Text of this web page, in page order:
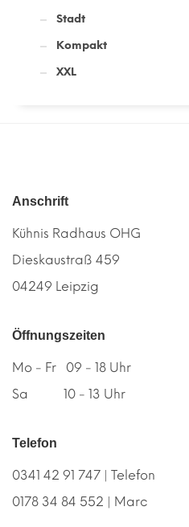
Stadt
Kompakt
XXL
Anschrift
Kühnis Radhaus OHG
Dieskaustraß 459
04249 Leipzig
Öffnungszeiten
Mo - Fr 09 - 18 Uhr
Sa 10 - 13 Uhr
Telefon
0341 42 91 747 | Telefon
0178 34 84 552 | Marc